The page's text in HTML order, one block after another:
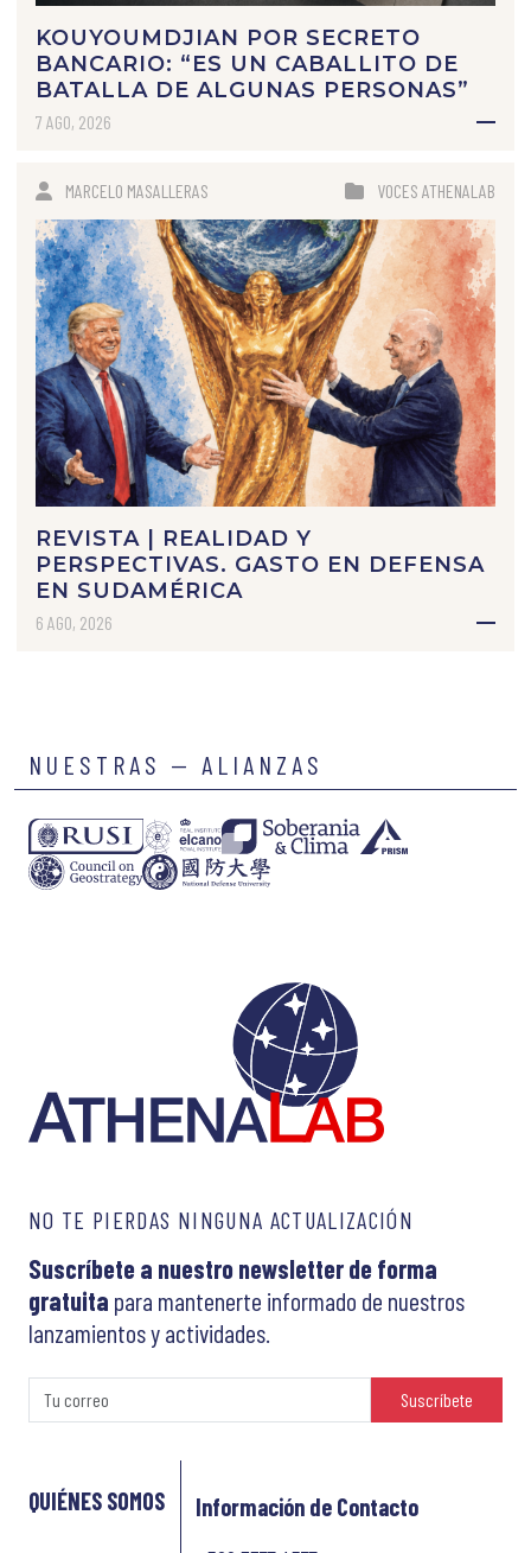
KOUYOUMDJIAN POR SECRETO
BANCARIO: “ES UN CABALLITO DE
BATALLA DE ALGUNAS PERSONAS”
7 AGO, 2026
MARCELO MASALLERAS VOCES ATHENALAB
REVISTA | REALIDAD Y
PERSPECTIVAS. GASTO EN DEFENSA
EN SUDAMÉRICA
6 AGO, 2026
NUESTRAS — ALIANZAS
NO TE PIERDAS NINGUNA ACTUALIZACIÓN
Suscríbete a nuestro newsletter de forma
gratuita para mantenerte informado de nuestros
lanzamientos y actividades.
Suscríbete
QUIÉNES SOMOS
Información de Contacto